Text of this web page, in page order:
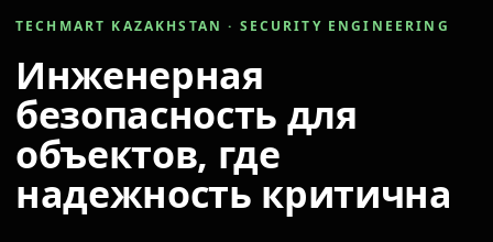
TECHMART KAZAKHSTAN · SECURITY ENGINEERING
Инженерная
безопасность для
объектов, где
надежность критична